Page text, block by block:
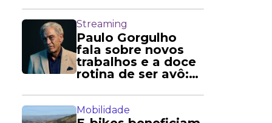
Streaming
Paulo Gorgulho
fala sobre novos
trabalhos e a doce
rotina de ser avô:
Mobilidade